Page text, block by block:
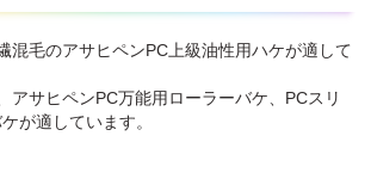
混毛のアサヒペンPC上級油性用ハケが適して
アサヒペンPC万能用ローラーバケ、PCスリ
が適しています。